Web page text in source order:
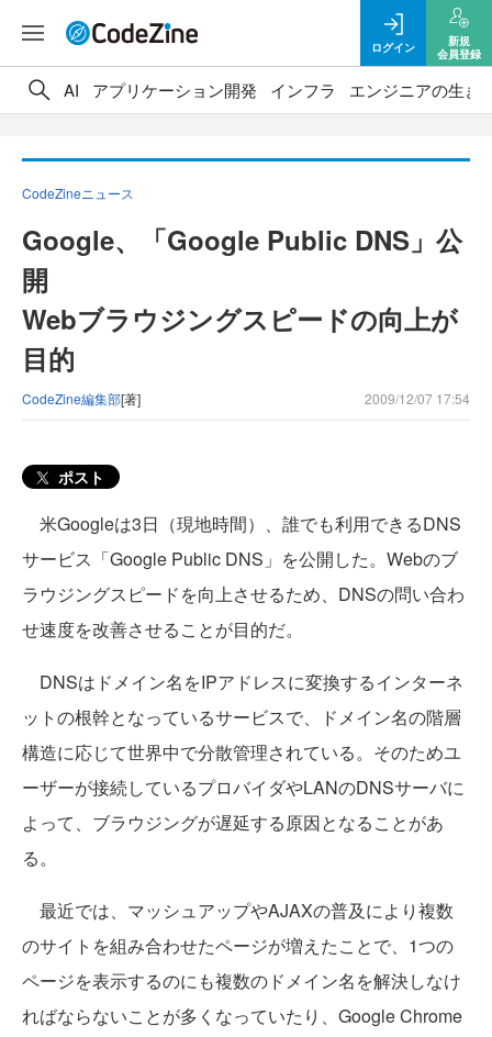
ログイン
新規
会員登録
AI アプリケーション開発 インフラ エンジニアの生き
CodeZineニュース
Google、「Google Public DNS」公
開
Webブラウジングスピードの向上が
目的
CodeZine編集部[著] 2009/12/07 17:54
ポスト
米Googleは3日（現地時間）、誰でも利用できるDNS
サービス「Google Public DNS」を公開した。Webのブ
ラウジングスピードを向上させるため、DNSの問い合わ
せ速度を改善させることが目的だ。
DNSはドメイン名をIPアドレスに変換するインターネ
ットの根幹となっているサービスで、ドメイン名の階層
構造に応じて世界中で分散管理されている。そのためユ
ーザーが接続しているプロバイダやLANのDNSサーバに
よって、ブラウジングが遅延する原因となることがあ
る。
最近では、マッシュアップやAJAXの普及により複数
のサイトを組み合わせたページが増えたことで、1つの
ページを表示するのにも複数のドメイン名を解決しなけ
ればならないことが多くなっていたり、Google Chrome